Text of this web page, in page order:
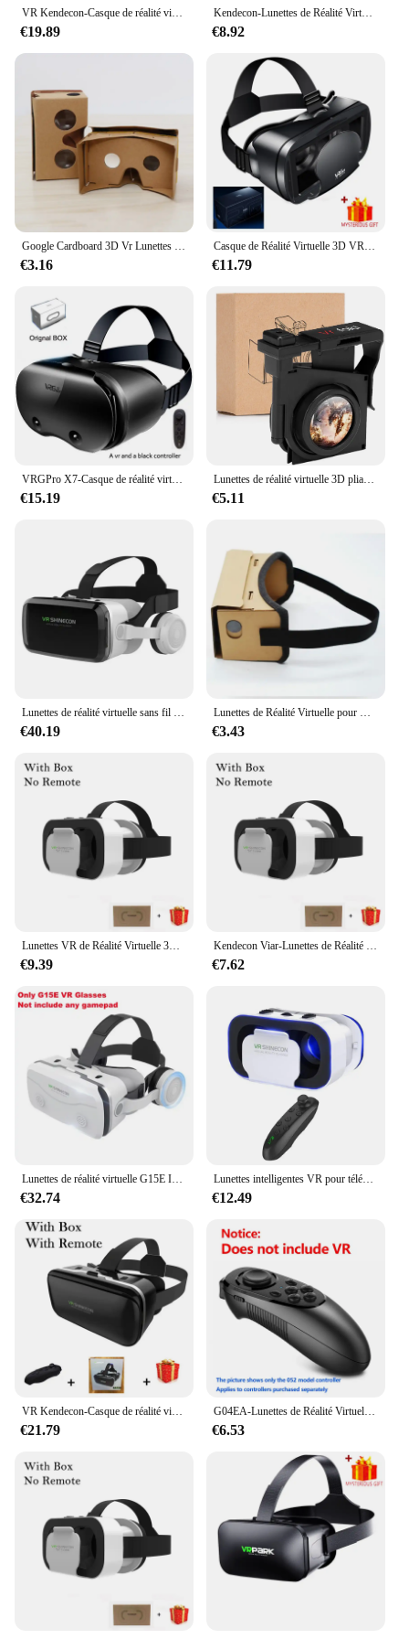
VR Kendecon-Casque de réalité virtuelle, lunettes 3D pour smartphone, casque de téléphone intelligent, jumelles de jeu vidéo
€19.89
Kendecon-Lunettes de Réalité Virtuelle Viar 3D VR, Lentilles de Casque, Casque Intelligent pour Smartphone, Téléphone Portable
€8.92
Google Cardboard 3D Vr Lunettes de Réalité Virtuelle pour Android ou Téléphone, Nouveau Modèle VR DIY, Transformez votre Appareil en Grand Écran, 1Pc
€3.16
Casque de Réalité Virtuelle 3D VR, Lunettes Intelligentes, pour Smartphones, Téléphone Portable, 7 Lentilles de Bateau, Jumelles avec Contrôleurs
€11.79
€15.19
Lunettes de réalité virtuelle 3D pliables en plastique, kits de lunettes VR, lunettes pliables pour téléphone portable Android et iOS
€5.11
€40.19 €3.43
€9.39 €7.62
€32.74
Lunettes intelligentes VR pour téléphone portable, casque 3D, manettes de jeu
€12.49
VR Kendecon-Casque de réalité virtuelle 10.0, lunettes 3D pour smartphone, lunettes de téléphone intelligent, casque Viar, jumelles de jeu vidéo
€21.79
G04EA-Lunettes de Réalité Virtuelle 3D Kendecon 6.0, Casque Stéréo avec Télécommande pour IOS et Android
€6.53